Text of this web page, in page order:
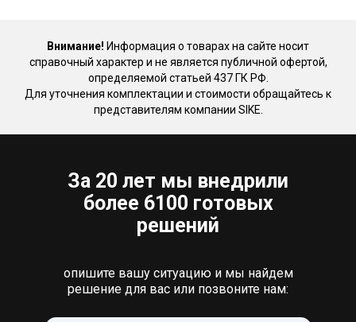
Внимание! Информация о товарах на сайте носит
справочный характер и не является публичной офертой,
определяемой статьей 437 ГК РФ.
Для уточнения комплектации и стоимости обращайтесь к
представителям компании SIKE.
За 20 лет мы внедрили
более 6100 готовых
решений
опишите вашу ситуацию и мы найдем
решение для вас или позвоните нам: